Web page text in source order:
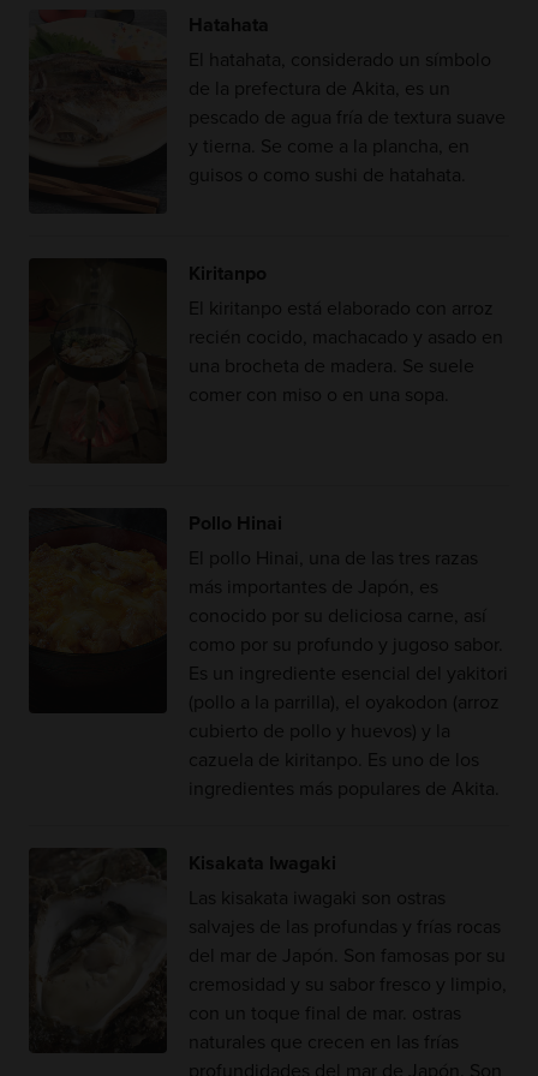
Hatahata
El hatahata, considerado un símbolo
de la prefectura de Akita, es un
pescado de agua fría de textura suave
y tierna. Se come a la plancha, en
guisos o como sushi de hatahata.
Kiritanpo
El kiritanpo está elaborado con arroz
recién cocido, machacado y asado en
una brocheta de madera. Se suele
comer con miso o en una sopa.
Pollo Hinai
El pollo Hinai, una de las tres razas
más importantes de Japón, es
conocido por su deliciosa carne, así
como por su profundo y jugoso sabor.
Es un ingrediente esencial del yakitori
(pollo a la parrilla), el oyakodon (arroz
cubierto de pollo y huevos) y la
cazuela de kiritanpo. Es uno de los
ingredientes más populares de Akita.
Kisakata Iwagaki
Las kisakata iwagaki son ostras
salvajes de las profundas y frías rocas
del mar de Japón. Son famosas por su
cremosidad y su sabor fresco y limpio,
con un toque final de mar. ostras
naturales que crecen en las frías
profundidades del mar de Japón. Son